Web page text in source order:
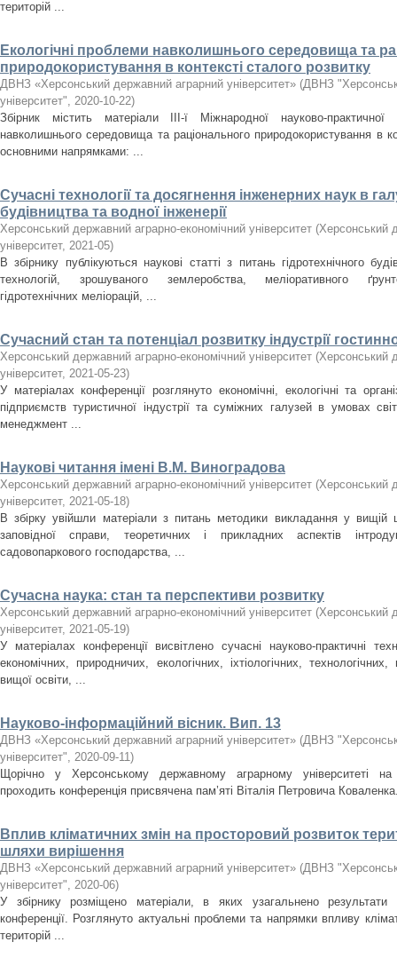
територій ...
Екологічні проблеми навколишнього середовища та
природокористування в контексті сталого розвитку
ДВНЗ «Херсонський державний аграрний університет» (ДВНЗ
університет", 2020-10-22)
Збірник містить матеріали ІIІ-ї Міжнародної науково-практичної
навколишнього середовища та раціонального природокористування в
основними напрямками: ...
Сучасні технології та досягнення інженерних наук в
будівництва та водної інженерії
Херсонський державний аграрно-економічний університет (Херсонський
університет, 2021-05)
В збірнику публікуються наукові статті з питань гідротехнічного
технологій, зрошуваного землеробства, меліоративного
гідротехнічних меліорацій, ...
Сучасний стан та потенціал розвитку індустрії
Херсонський державний аграрно-економічний університет (Херсонський
університет, 2021-05-23)
У матеріалах конференції розглянуто економічні, екологічні та
підприємств туристичної індустрії та суміжних галузей в умовах
менеджмент ...
Наукові читання імені В.М. Виноградова
Херсонський державний аграрно-економічний університет (Херсонський
університет, 2021-05-18)
В збірку увійшли матеріали з питань методики викладання у вищій
заповідної справи, теоретичних і прикладних аспектів
садовопаркового господарства, ...
Сучасна наука: стан та перспективи розвитку
Херсонський державний аграрно-економічний університет (Херсонський
університет, 2021-05-19)
У матеріалах конференції висвітлено сучасні науково-практичні
економічних, природничих, екологічних, іхтіологічних,
вищої освіти, ...
Науково-інформаційний вісник. Вип. 13
ДВНЗ «Херсонський державний аграрний університет» (ДВНЗ
університет", 2020-09-11)
Щорічно у Херсонському державному аграрному університеті на
проходить конференція присвячена пам’яті Віталія Петровича
Вплив кліматичних змін на просторовий розвиток
шляхи вирішення
ДВНЗ «Херсонський державний аграрний університет» (ДВНЗ
університет", 2020-06)
У збірнику розміщено матеріали, в яких узагальнено результати
конференції. Розглянуто актуальні проблеми та напрямки впливу
територій ...